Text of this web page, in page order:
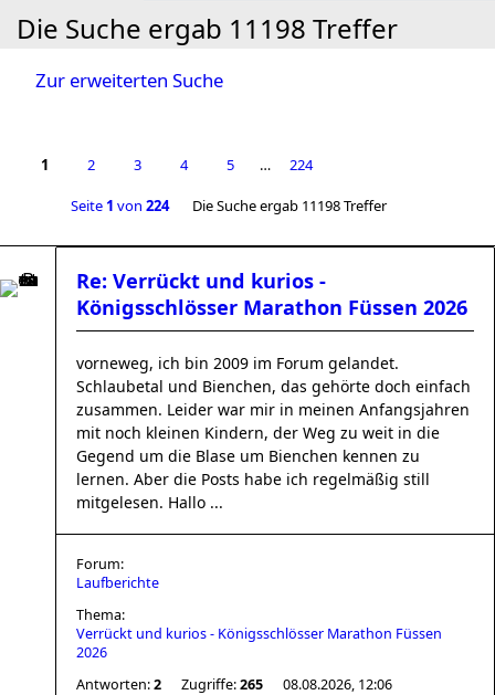
Die Suche ergab 11198 Treffer
Zur erweiterten Suche
1 2 3 4 5 … 224
Seite 1 von 224 Die Suche ergab 11198 Treffer
Re: Verrückt und kurios -
Königsschlösser Marathon Füssen 2026
vorneweg, ich bin 2009 im Forum gelandet.
Schlaubetal und Bienchen, das gehörte doch einfach
zusammen. Leider war mir in meinen Anfangsjahren
mit noch kleinen Kindern, der Weg zu weit in die
Gegend um die Blase um Bienchen kennen zu
lernen. Aber die Posts habe ich regelmäßig still
mitgelesen. Hallo ...
Forum:
Laufberichte
Thema:
Verrückt und kurios - Königsschlösser Marathon Füssen
2026
Antworten:2 Zugriffe:265 08.08.2026, 12:06